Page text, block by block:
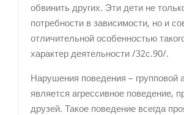
обвинить других. Эти дети не
потребности в зависимости, но и
отличительной особенностью
характер деятельности /32с.90/.
Нарушения поведения –
является агрессивное поведение,
друзей. Такое поведение всегда